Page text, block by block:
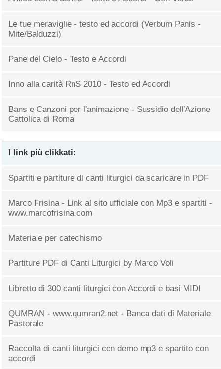
Le tue meraviglie - testo ed accordi (Verbum Panis -
Mite/Balduzzi)
Pane del Cielo - Testo e Accordi
Inno alla carità RnS 2010 - Testo ed Accordi
Bans e Canzoni per l'animazione - Sussidio dell'Azione
Cattolica di Roma
I link più clikkati:
Spartiti e partiture di canti liturgici da scaricare in PDF
Marco Frisina - Link al sito ufficiale con Mp3 e spartiti -
www.marcofrisina.com
Materiale per catechismo
Partiture PDF di Canti Liturgici by Marco Voli
Libretto di 300 canti liturgici con Accordi e basi MIDI
QUMRAN - www.qumran2.net - Banca dati di Materiale
Pastorale
Raccolta di canti liturgici con demo mp3 e spartito con
accordi